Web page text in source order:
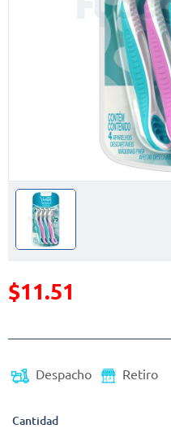
Precio reducido de
$11.51
Despacho Retiro
Cantidad